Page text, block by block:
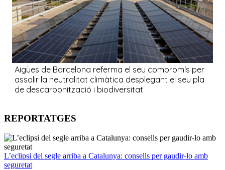
REPORTATGES
L’eclipsi del segle arriba a Catalunya: consells per gaudir-lo amb
seguretat